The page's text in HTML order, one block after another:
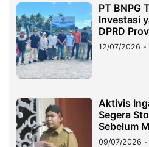
PT BNPG
Investasi
DPRD
12/07/2026 -
Aktivis
Segera
Sebelum
Longsor
09/07/2026 -